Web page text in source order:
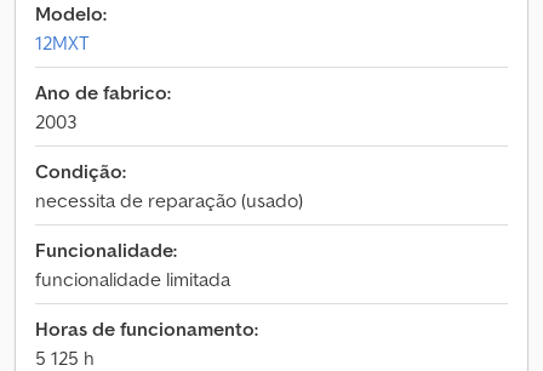
Modelo:
12MXT
Ano de fabrico:
2003
Condição:
necessita de reparação (usado)
Funcionalidade:
funcionalidade limitada
Horas de funcionamento:
5 125 h